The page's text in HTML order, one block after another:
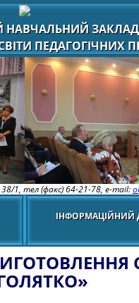
ЗАКЛАД
ПЕДАГОГІЧНИХ
1, тел (факс) 64-21-78, e-mail:
ІНФОРМАЦІЙНИЙ